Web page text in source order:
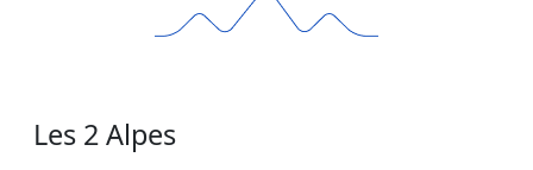
Les 2 Alpes